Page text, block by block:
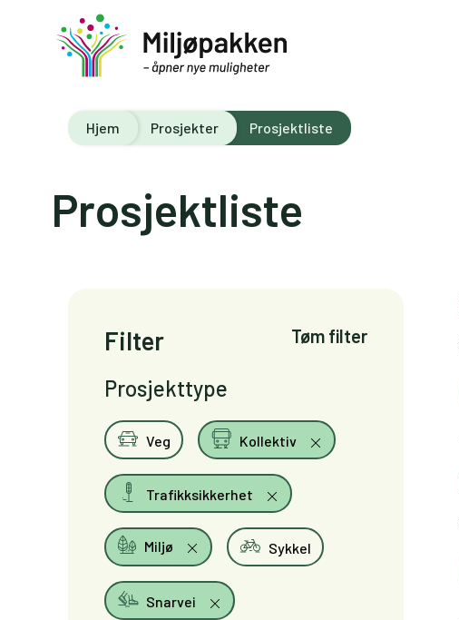
Hjem Prosjekter Prosjektliste
Prosjektliste
Filter Tøm filter
Prosjekttype
Veg Kollektiv
Trafikksikkerhet
Miljø Sykkel
Snarvei